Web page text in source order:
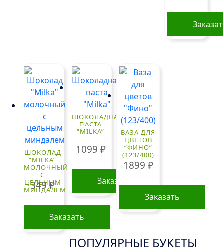
ШОКОЛАД
“MILKA”
МОЛОЧНЫЙ
С
ЦЕЛЬНЫМ
МИНДАЛЕМ
349₽
Заказать
ШОКОЛАДНАЯ
ПАСТА
“MILKA”
1099 ₽
Заказать
ВАЗА ДЛЯ
ЦВЕТОВ
“ФИНО”
(123/400)
1899 ₽
Заказать
ПОПУЛЯРНЫЕ БУКЕТЫ